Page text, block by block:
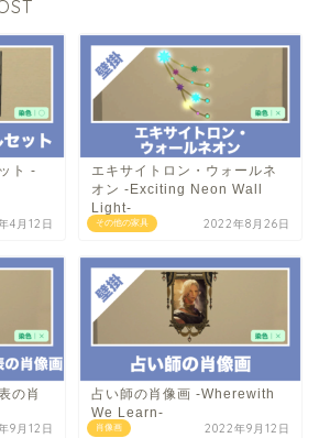
ト -
4月12日 その他の家具
エキサイトロン・ウォールネ
オン -Exciting Neon Wall
Light-
2022年8月26日
の肖
9月12日 肖像画
占い師の肖像画 -Wherewith
We Learn-
2022年9月12日